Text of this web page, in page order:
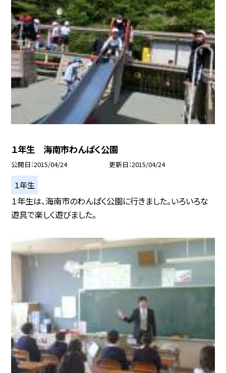
１年生 海南市わんぱく公園
公開日 2015/04/24 更新日 2015/04/24
１年生
１年生は、海南市のわんぱく公園に行きました。いろいろな
遊具で楽しく遊びました。